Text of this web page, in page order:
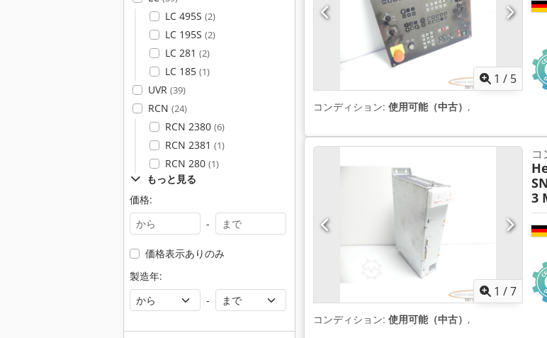
LC 495S (2)
LC 195S (2)
LC 281 (2)
LC 185 (1)
UVR (39)
RCN (24)
RCN 2380 (6)
RCN 2381 (1)
RCN 280 (1)
もっと見る
価格:
-
価格表示ありのみ
製造年:
-
1 / 5
コンディション: 使用可能（中古） ,
1 /7
コ
3
コンディション: 使用可能（中古） ,